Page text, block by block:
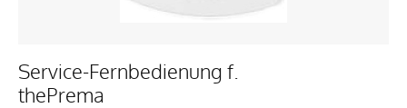
Service-Fernbedienung f.
thePrema